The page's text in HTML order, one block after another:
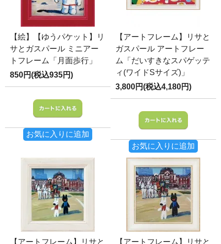
【絵】【ゆうパケット】リ
サとガスパール ミニアー
トフレーム「月面歩行」
850円(税込935円)
お気に入りに追加
【アートフレーム】リサと
ガスパール アートフレー
ム「だいすきなスパゲッテ
ィ(ワイドSサイズ)」
3,800円(税込4,180円)
お気に入りに追加
【アートフレーム】リサと
【アートフレーム】リサと